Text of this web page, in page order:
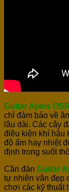
Guitar Ayers
chỉ đảm bảo về
lâu dài. Các cây
điều kiện khí hậu
độ ẩm hay nhiệt
định trong suốt
Cần đàn Guitar
tự nhiên vân đẹp
chơi các kỹ thuất